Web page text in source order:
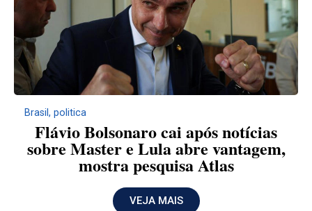
Brasil , politica
Flávio Bolsonaro cai após notícias
sobre Master e Lula abre vantagem,
mostra pesquisa Atlas
VEJA MAIS